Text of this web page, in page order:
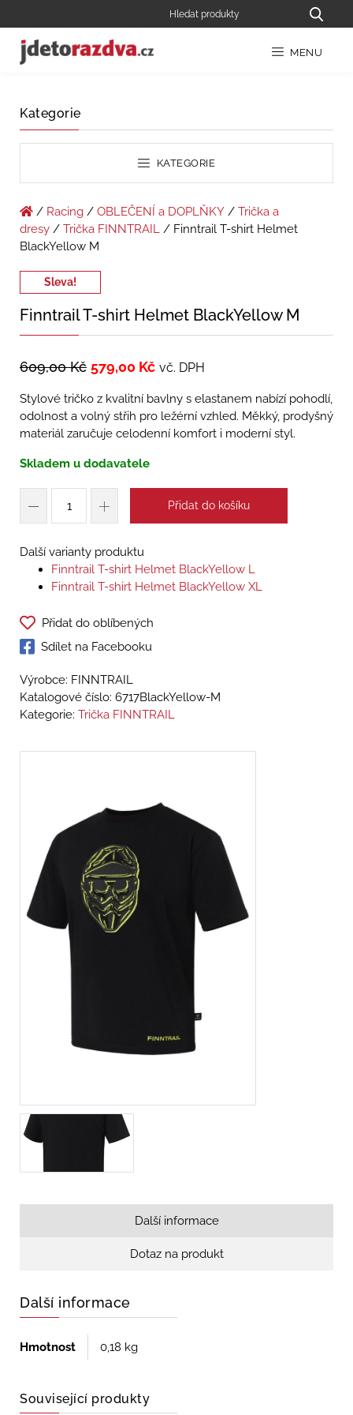
MENU
Kategorie
KATEGORIE
/ Racing / OBLEČENÍ a DOPLŇKY / Trička a
dresy / Trička FINNTRAIL / Finntrail T-shirt Helmet
BlackYellow M
Sleva!
Finntrail T-shirt Helmet BlackYellow M
609,00Kč 579,00 Kč vč. DPH
Stylové tričko z kvalitní bavlny s elastanem nabízí pohodlí,
odolnost a volný střih pro ležérní vzhled. Měkký, prodyšný
materiál zaručuje celodenní komfort i moderní styl.
Skladem u dodavatele
Přidat do košíku
Další varianty produktu
Finntrail T-shirt Helmet BlackYellow L
Finntrail T-shirt Helmet BlackYellow XL
Přidat do oblíbených
Sdílet na Facebooku
Výrobce: FINNTRAIL
Katalogové číslo: 6717BlackYellow-M
Kategorie: Trička FINNTRAIL
Další informace
Dotaz na produkt
Další informace
Hmotnost 0,18 kg
Související produkty